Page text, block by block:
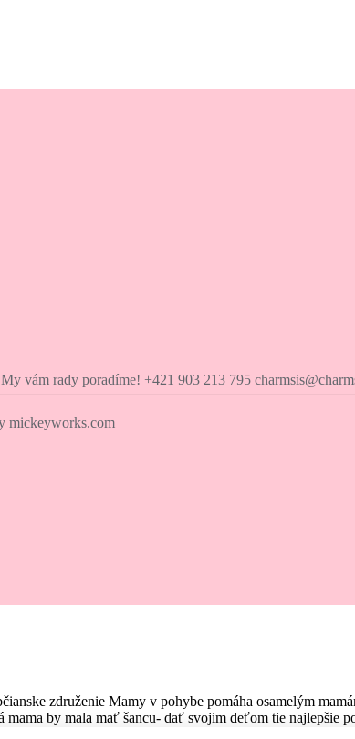
vám rady poradíme! +421 903 213 795
mickeyworks.com
združenie Mamy v pohybe pomáha osamelým
by mala mať šancu- dať svojim deťom tie najlepšie